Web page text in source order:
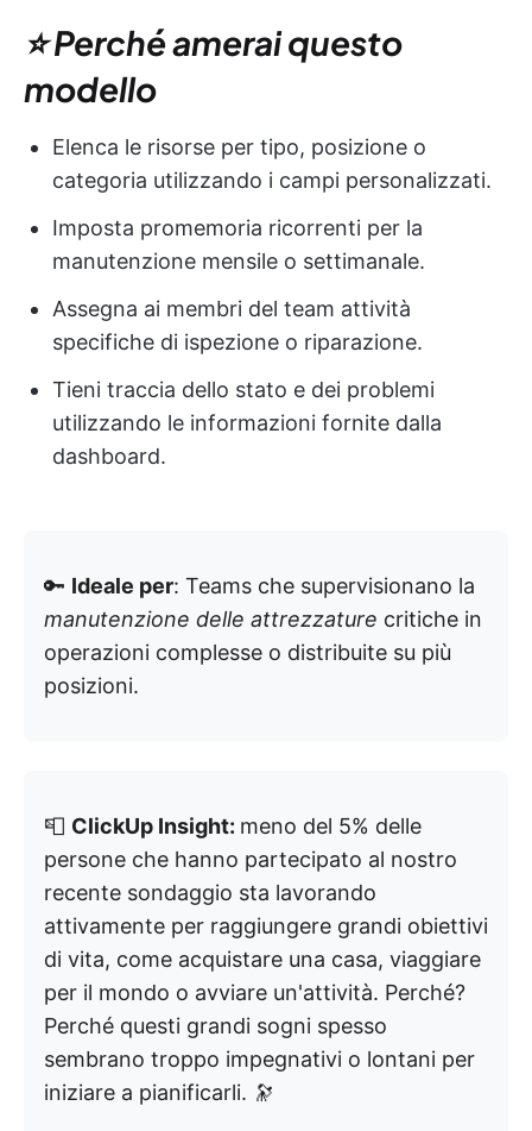
⭐ Perché amerai questo
modello
Elenca le risorse per tipo, posizione o
categoria utilizzando i campi personalizzati.
Imposta promemoria ricorrenti per la
manutenzione mensile o settimanale.
Assegna ai membri del team attività
specifiche di ispezione o riparazione.
Tieni traccia dello stato e dei problemi
utilizzando le informazioni fornite dalla
dashboard.
🔑 Ideale per: Teams che supervisionano la
manutenzione delle attrezzature critiche in
operazioni complesse o distribuite su più
posizioni.
📮 ClickUp Insight: meno del 5% delle
persone che hanno partecipato al nostro
recente sondaggio sta lavorando
attivamente per raggiungere grandi obiettivi
di vita, come acquistare una casa, viaggiare
per il mondo o avviare un'attività. Perché?
Perché questi grandi sogni spesso
sembrano troppo impegnativi o lontani per
iniziare a pianificarli. 🔭